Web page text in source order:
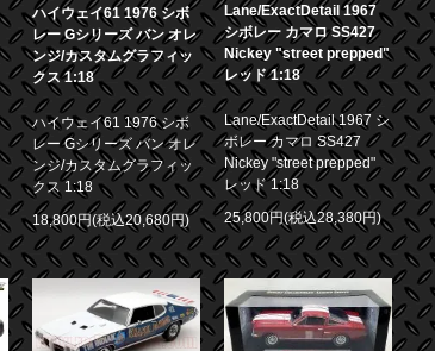
ハイウェイ61 1976 シボ
レー Gシリーズ バン オレ
ンジ/カスタムグラフィッ
クス 1:18
ハイウェイ61 1976 シボ
レー Gシリーズ バン オレ
ンジ/カスタムグラフィッ
クス 1:18
18,800円(税込20,680円)
Lane/ExactDetail 1967
シボレー カマロ SS427
Nickey "street prepped"
レッド 1:18
Lane/ExactDetail 1967 シ
ボレー カマロ SS427
Nickey "street prepped"
レッド 1:18
25,800円(税込28,380円)